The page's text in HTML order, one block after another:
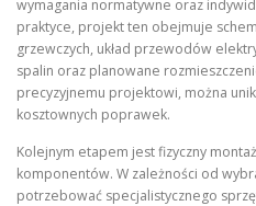
wymagania normatywne oraz
praktyce, projekt ten obejmuje
grzewczych, układ przewodów
spalin oraz planowane
precyzyjnemu projektowi, można
kosztownych poprawek.
Kolejnym etapem jest fizyczny
komponentów. W zależności od
potrzebować specjalistycznego